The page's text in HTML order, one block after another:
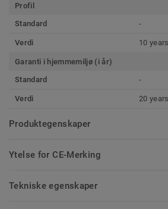
Profil
Standard
-
Verdi 10 years
Garanti i hjemmemiljø (i år)
Standard
-
Verdi 20 years
Produktegenskaper
Ytelse for CE-Merking
Tekniske egenskaper